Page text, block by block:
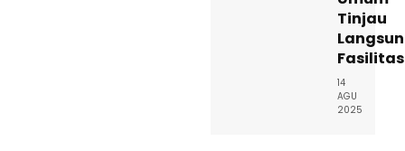
Tinjau
14
AGU
2025